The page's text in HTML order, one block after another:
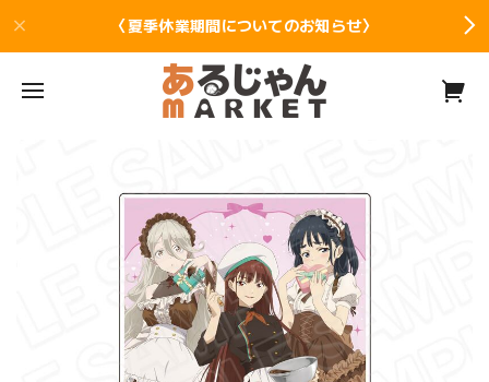
〈夏季休業期間についてのお知らせ〉